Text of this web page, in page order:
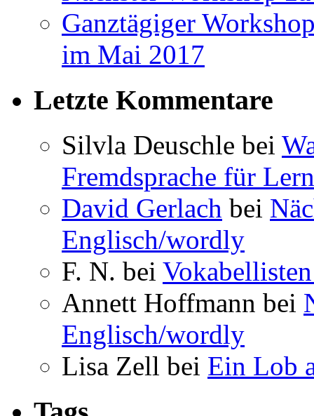
Ganztägiger
im Mai 2017
Letzte Kommentare
Silvla Deuschle bei
Fremdsprache für
David Gerlach bei
Englisch/wordly
F. N. bei
Annett Hoffmann bei
Englisch/wordly
Lisa Zell bei Ein Lob